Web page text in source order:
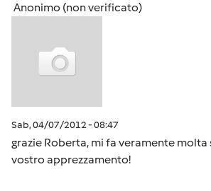
Anonimo (non verificato)
Sab, 04/07/2012 - 08:47
grazie Roberta, mi fa veramente
vostro apprezzamento!